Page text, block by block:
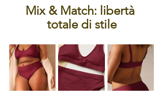
Mix & Match: libertà
totale di stile